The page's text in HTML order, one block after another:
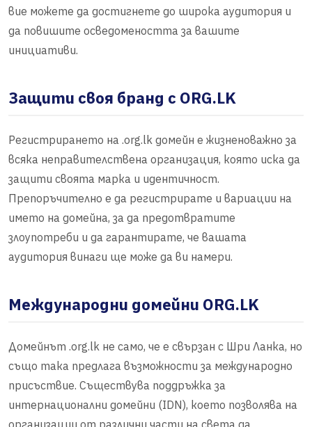
вие можете да достигнете до широка аудитория и
да повишите осведомеността за вашите
инициативи.
Защити своя бранд с ORG.LK
Регистрирането на .org.lk домейн е жизненоважно за
всяка неправителствена организация, която иска да
защити своята марка и идентичност.
Препоръчително е да регистрирате и вариации на
името на домейна, за да предотвратите
злоупотреби и да гарантирате, че вашата
аудитория винаги ще може да ви намери.
Международни домейни ORG.LK
Домейнът .org.lk не само, че е свързан с Шри Ланка, но
също така предлага възможности за международно
присъствие. Съществува поддръжка за
интернационални домейни (IDN), което позволява на